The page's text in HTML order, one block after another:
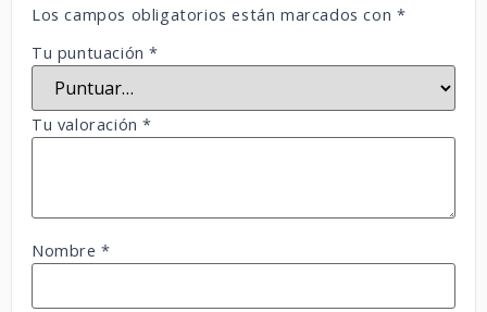
Los campos obligatorios están marcados con *
Tu puntuación*
Tu valoración*
Nombre*